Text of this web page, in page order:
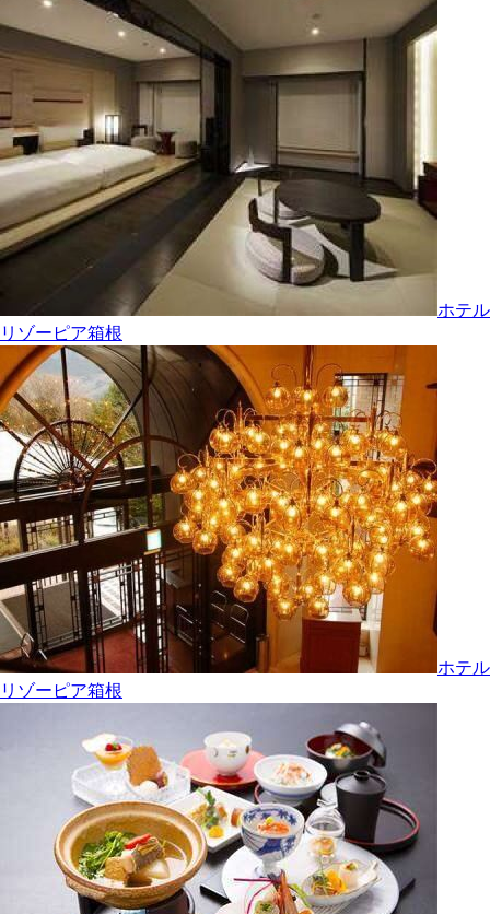
ホテル
リゾーピア箱根
ホテル
リゾーピア箱根